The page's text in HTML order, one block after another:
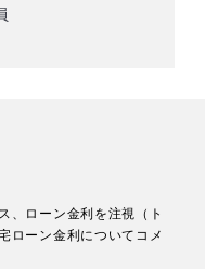
ローン金利を注視（ト
ローン金利についてコメ